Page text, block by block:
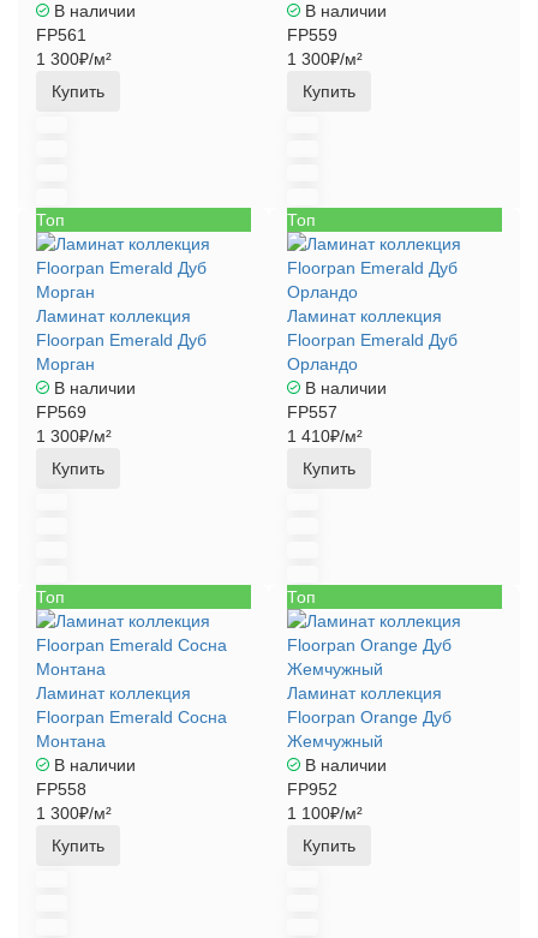
В наличии
FP561
1 300₽/м²
Купить
В наличии
FP559
1 300₽/м²
Купить
Топ
Ламинат коллекция
Floorpan Emerald Дуб
Морган
В наличии
FP569
1 300₽/м²
Купить
Топ
Ламинат коллекция
Floorpan Emerald Дуб
Орландо
В наличии
FP557
1 410₽/м²
Купить
Топ
Ламинат коллекция
Floorpan Emerald Сосна
Монтана
В наличии
FP558
1 300₽/м²
Купить
Топ
Ламинат коллекция
Floorpan Orange Дуб
Жемчужный
В наличии
FP952
1 100₽/м²
Купить